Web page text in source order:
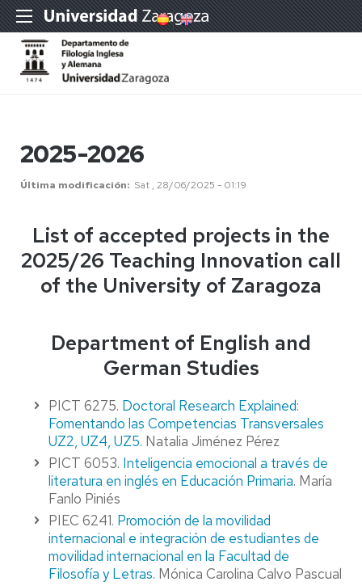
2025-2026
Última modificación Sat , 28/06/2025 - 01:19
List of accepted projects in the
2025/26 Teaching Innovation call
of the University of Zaragoza
Department of English and
German Studies
PICT 6275. Doctoral Research Explained:
Fomentando las Competencias Transversales
UZ2, UZ4, UZ5. Natalia Jiménez Pérez
PICT 6053. Inteligencia emocional a través de
literatura en inglés en Educación Primaria. María
Fanlo Piniés
PIEC 6241. Promoción de la movilidad
internacional e integración de estudiantes de
movilidad internacional en la Facultad de
Filosofía y Letras. Mónica Carolina Calvo Pascual